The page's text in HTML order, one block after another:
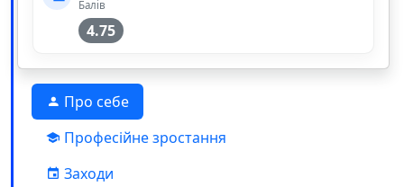
Балів
4.75
Про себе
Професійне зростання
Заходи